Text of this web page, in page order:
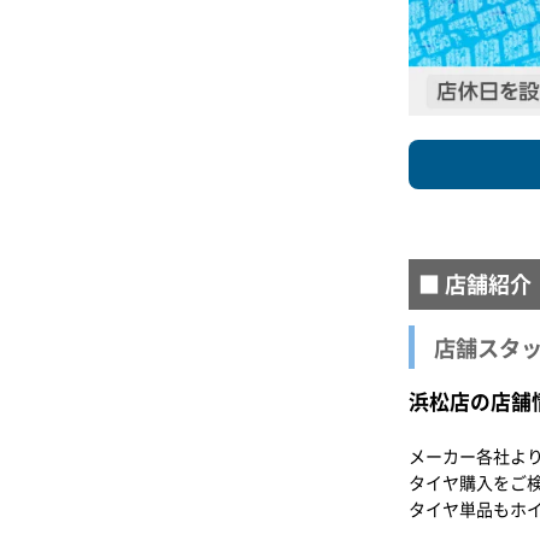
■ 店舗紹介
店舗スタ
浜松店の店舗
メーカー各社よ
タイヤ購入をご
タイヤ単品もホ